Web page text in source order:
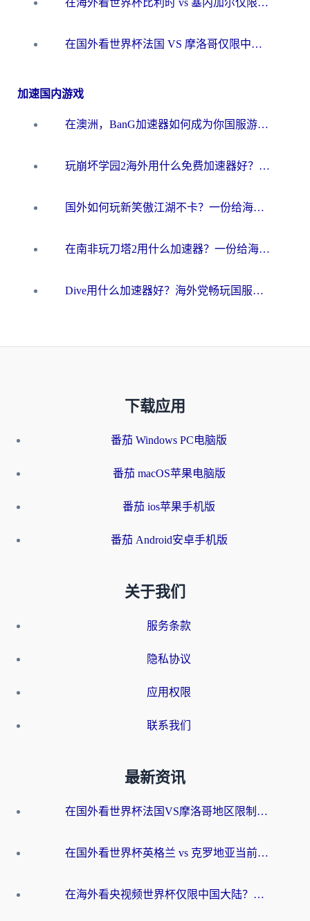
在国外看世界杯法国 VS 摩洛哥仅限中国大陆？海外党这样看中文解说赛事不卡顿
加速国内游戏
在澳洲，BanG加速器如何成为你国服游戏的“时光机”？
玩崩坏学园2海外用什么免费加速器好？2026海外党亲测国服游戏加速指南
国外如何玩新笑傲江湖不卡？一份给海外游子的终极网络指南
在南非玩刀塔2用什么加速器？一份给海外游子的终极生存指南
Dive用什么加速器好？海外党畅玩国服游戏的终极避坑指南
下载应用
番茄 Windows PC电脑版
番茄 macOS苹果电脑版
番茄 ios苹果手机版
番茄 Android安卓手机版
关于我们
服务条款
隐私协议
应用权限
联系我们
最新资讯
在国外看世界杯法国VS摩洛哥地区限制？这篇指南让你流畅看中文解说无压力
在国外看世界杯英格兰 vs 克罗地亚当前地区不可播放？这篇指南帮你搞定所有海外观赛难题
在海外看央视频世界杯仅限中国大陆？这篇指南帮你解锁中文解说+无卡顿直播